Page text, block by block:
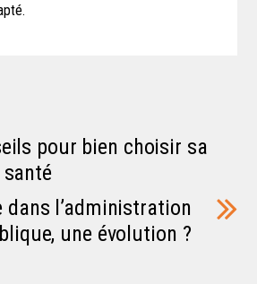
pour bien choisir sa
dans l’administration
une évolution ?